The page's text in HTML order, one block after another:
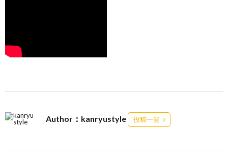
Author：kanryustyle 投稿一覧